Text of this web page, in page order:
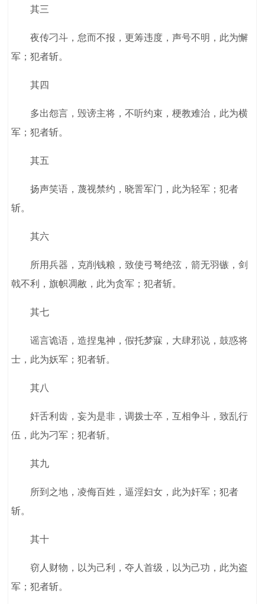
其三
夜传刁斗，怠而不报，更筹违度，声号不明，此为懈
军；犯者斩。
其四
多出怨言，毁谤主将，不听约束，梗教难治，此为横
军；犯者斩。
其五
扬声笑语，蔑视禁约，晓詈军门，此为轻军；犯者
斩。
其六
所用兵器，克削钱粮，致使弓弩绝弦，箭无羽镞，剑
戟不利，旗帜凋敝，此为贪军；犯者斩。
其七
谣言诡语，造捏鬼神，假托梦寐，大肆邪说，鼓惑将
士，此为妖军；犯者斩。
其八
奸舌利齿，妄为是非，调拨士卒，互相争斗，致乱行
伍，此为刁军；犯者斩。
其九
所到之地，凌侮百姓，逼淫妇女，此为奸军；犯者
斩。
其十
窃人财物，以为己利，夺人首级，以为己功，此为盗
军；犯者斩。